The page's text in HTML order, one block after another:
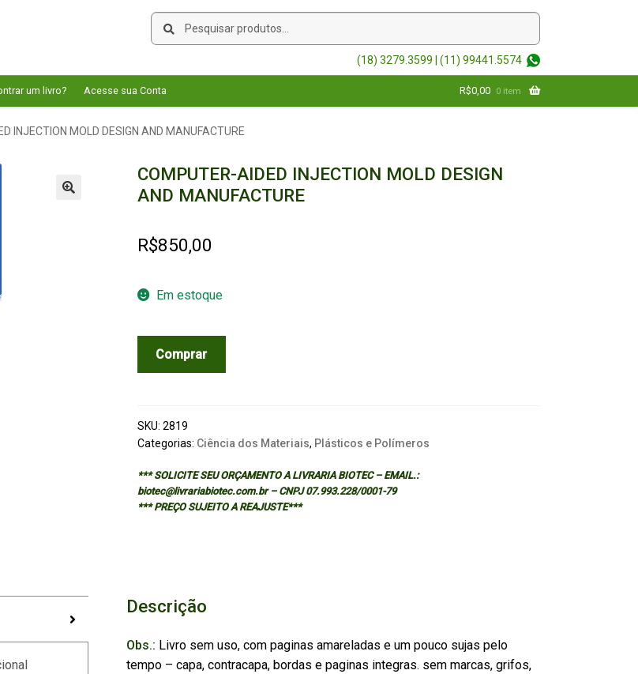
Pesquisar
Pesquisar
(18) 3279.3599 | (11) 99441.5574
um livro? Acesse sua Conta R$0,00 0 item
INJECTION MOLD DESIGN AND MANUFACTURE
COMPUTER-AIDED INJECTION MOLD DESIGN
AND MANUFACTURE
R$850,00
Em estoque
DESIGN
AND
quantidade
Comprar
SKU: 2819
Categorias: Ciência dos Materiais, Plásticos e Polímeros
*** SOLICITE SEU ORÇAMENTO A LIVRARIA BIOTEC – EMAIL.:
biotec@livrariabiotec.com.br – CNPJ 07.993.228/0001-79
*** PREÇO SUJEITO A REAJUSTE***
Descrição
Obs.: Livro sem uso, com paginas amareladas e um pouco sujas pelo
tempo – capa, contracapa, bordas e paginas integras. sem marcas, grifos,